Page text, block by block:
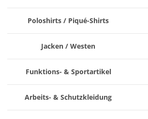
Poloshirts / Piqué-Shirts
Jacken / Westen
Funktions- & Sportartikel
Arbeits- & Schutzkleidung